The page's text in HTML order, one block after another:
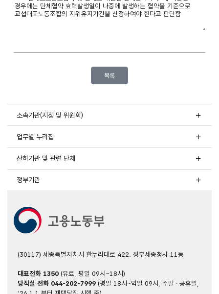
목록
소속기관(지청 및 위원회)
업무별 누리집
산하기관 및 관련 단체
정부기관
(30117) 세종특별자치시 한누리대로 422. 정부세종청사 11동
대표전화 1350(유료, 평일 09시~18시)
당직실 전화 044-202-7999(평일 18시~익일 09시, 주말 · 공휴일,